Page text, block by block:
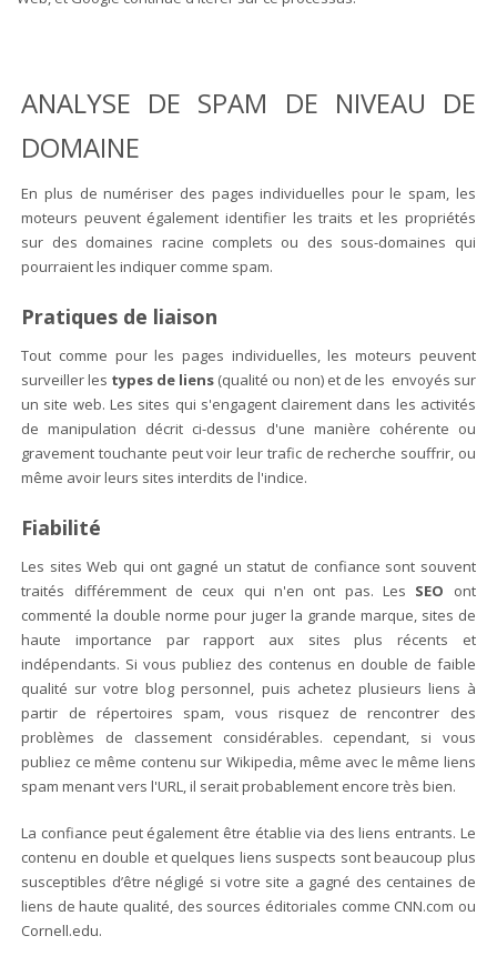
ANALYSE DE SPAM DE NIVEAU DE
DOMAINE
En plus de numériser des pages individuelles pour le spam, les
moteurs peuvent également identifier les traits et les propriétés
sur des domaines racine complets ou des sous-domaines qui
pourraient les indiquer comme spam.
Pratiques de liaison
Tout comme pour les pages individuelles, les moteurs peuvent
surveiller les types de liens (qualité ou non) et de les envoyés sur
un site web. Les sites qui s'engagent clairement dans les activités
de manipulation décrit ci-dessus d'une manière cohérente ou
gravement touchante peut voir leur trafic de recherche souffrir, ou
même avoir leurs sites interdits de l'indice.
Fiabilité
Les sites Web qui ont gagné un statut de confiance sont souvent
traités différemment de ceux qui n'en ont pas. Les SEO ont
commenté la double norme pour juger la grande marque, sites de
haute importance par rapport aux sites plus récents et
indépendants. Si vous publiez des contenus en double de faible
qualité sur votre blog personnel, puis achetez plusieurs liens à
partir de répertoires spam, vous risquez de rencontrer des
problèmes de classement considérables. cependant, si vous
publiez ce même contenu sur Wikipedia, même avec le même liens
spam menant vers l'URL, il serait probablement encore très bien.
La confiance peut également être établie via des liens entrants. Le
contenu en double et quelques liens suspects sont beaucoup plus
susceptibles d’être négligé si votre site a gagné des centaines de
liens de haute qualité, des sources éditoriales comme CNN.com ou
Cornell.edu.